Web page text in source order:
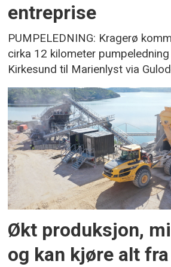
entreprise
PUMPELEDNING: Kragerø
cirka 12 kilometer
Kirkesund til Marienlyst via
Økt produksjon,
og kan kjøre alt